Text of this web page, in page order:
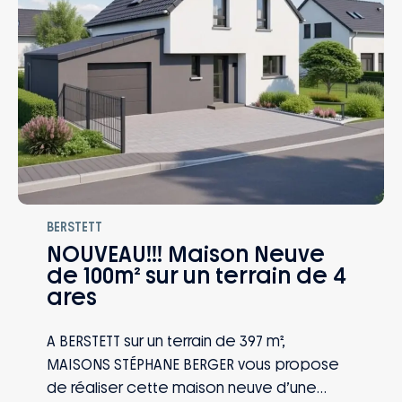
l’acquisition du terrain
BERSTETT
NOUVEAU!!! Maison Neuve
de 100m² sur un terrain de 4
ares
A BERSTETT sur un terrain de 397 m²,
MAISONS STÉPHANE BERGER vous propose
de réaliser cette maison neuve d’une